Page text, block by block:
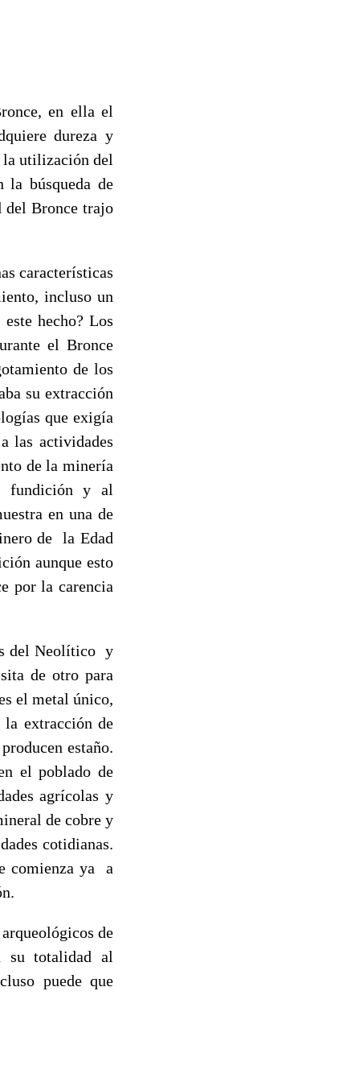
en ella el
dureza y
la utilización del
la búsqueda de
del Bronce trajo
características
incluso un
hecho? Los
el Bronce
de los
su extracción
que exigía
las actividades
de la minería
fundición y al
en una de
de la Edad
aunque esto
por la carencia
del Neolítico y
de otro para
el metal único,
extracción de
estaño.
el poblado de
agrícolas y
de cobre y
cotidianas.
comienza ya a
de
su totalidad al
puede que